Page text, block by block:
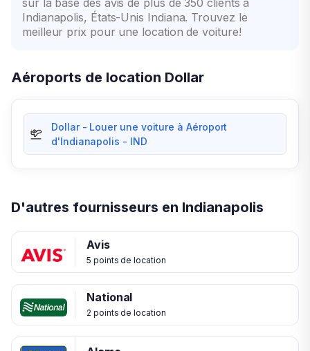
sur la base des avis de plus de 350 clients à
Indianapolis, États-Unis Indiana. Trouvez le
meilleur prix pour une location de voiture!
Aéroports de location Dollar
Dollar - Louer une voiture à Aéroport
d'Indianapolis - IND
D'autres fournisseurs en Indianapolis
Avis
5 points de location
National
2 points de location